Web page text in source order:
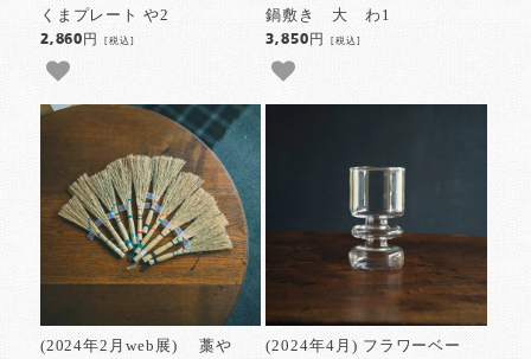
くまプレート や2
2,860円[税込]
鍋敷き 大 わ1
3,850円 [税込]
(2024年2月web展) 藁や
(2024年4月) フラワーベー